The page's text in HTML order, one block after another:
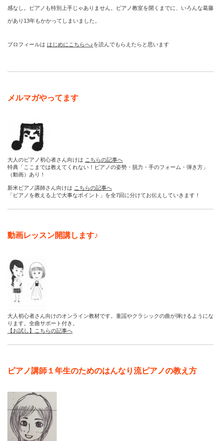
感なし。ピアノも特別上手じゃありません。ピアノ教室を開くまでに、いろんな葛藤
があり13年もかかってしまいました。
プロフィールは はじめにこちらへ♪を読んでもらえたらと思います
メルマガやってます
大人のピアノ初心者さん向けは こちらの記事へ
特典「ここまでは教えてくれない！ピアノの姿勢・脱力・手のフォーム・弾き方」
（動画）あり！
新米ピアノ講師さん向けは こちらの記事へ
「ピアノを教える上で大事なポイント」を全7回に分けてお伝えしていきます！
動画レッスン開講します♪
大人初心者さん向けのオンライン教材です。童謡やクラシックの曲が弾けるようにな
ります。全曲サポート付き。
【お試し】こちらの記事へ
ピアノ講師１年生のためのはんなり流ピアノの教え方